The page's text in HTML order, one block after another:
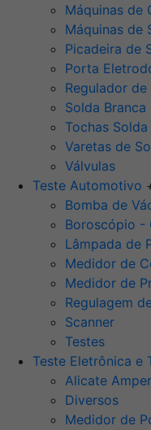
Máquinas de
Máquinas de
Picadeira de
Porta
Regulador de
Solda Branca
Tochas
Varetas de
Válvulas
Teste Automotivo
Bomba de
Boroscópio -
Lâmpada de
Medidor de
Medidor de
Regulagem
Scanner
Testes
Teste Eletrônica e
Alicate
Diversos
Medidor de